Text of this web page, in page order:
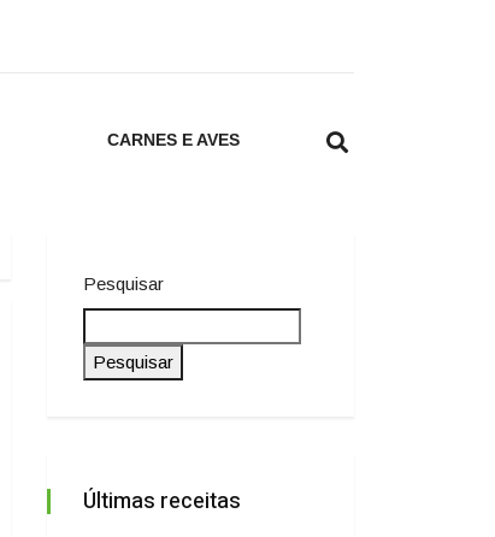
CARNES E AVES
Pesquisar
Pesquisar
Últimas receitas